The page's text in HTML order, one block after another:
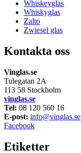
Whiskeyglas
Whiskyglas
Zalto
Zwiesel glas
Kontakta oss
Vinglas.se
Tulegatan 2A
113 58 Stockholm
vinglas.se
Tel: 08 120 560 16
E-post: info@vinglas.se
Facebook
Etiketter